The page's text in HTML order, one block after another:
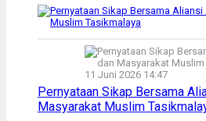
11 Juni 2026 14:47
Pernyataan Sikap Bersama
Masyarakat Muslim